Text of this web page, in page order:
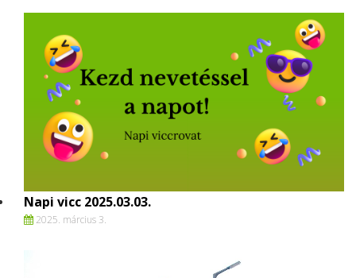
Napi vicc 2025.03.03.
2025. március 3.